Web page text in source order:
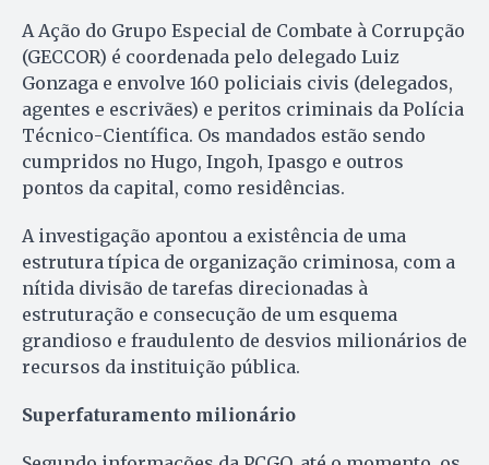
A Ação do Grupo Especial de Combate à Corrupção
(GECCOR) é coordenada pelo delegado Luiz
Gonzaga e envolve 160 policiais civis (delegados,
agentes e escrivães) e peritos criminais da Polícia
Técnico-Científica. Os mandados estão sendo
cumpridos no Hugo, Ingoh, Ipasgo e outros
pontos da capital, como residências.
A investigação apontou a existência de uma
estrutura típica de organização criminosa, com a
nítida divisão de tarefas direcionadas à
estruturação e consecução de um esquema
grandioso e fraudulento de desvios milionários de
recursos da instituição pública.
Superfaturamento milionário